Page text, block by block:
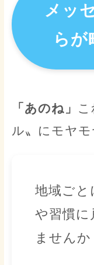
メッ
らが
「あのね」
ル〟にモヤモ
地域ごと
や習慣に
ませんか